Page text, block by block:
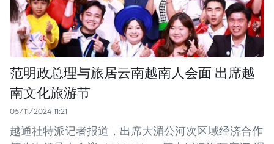
范明政总理与旅居云南越南人会面 出席越
南文化旅游节
05/11/2024 11:21
越通社特派记者报道，出席大湄公河次区域经济合作